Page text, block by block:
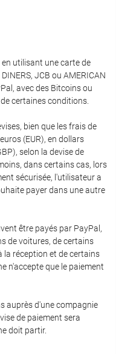
utilisant une carte de
JCB ou AMERICAN
avec des Bitcoins ou
certaines conditions.
bien que les frais de
(EUR), en dollars
selon la devise de
dans certains cas, lors
sécurisée, l'utilisateur a
payer dans une autre
être payés par PayPal,
de voitures, de certains
la réception et de certains
n'accepte que le paiement
auprès d'une compagnie
de paiement sera
doit partir.